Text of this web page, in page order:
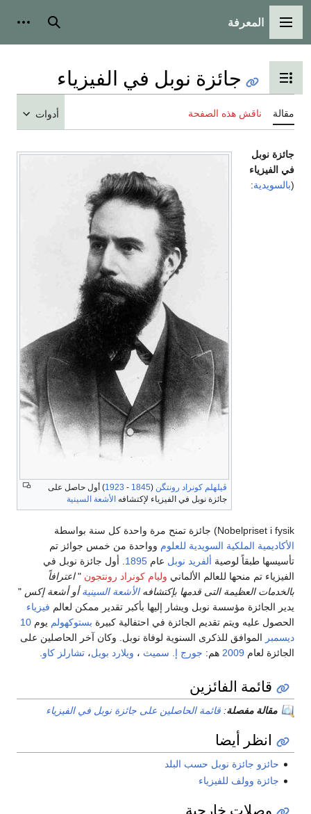
القائمة الرئيسية
المعرفة بحث
تبديل عرض جدول المحتويات
جائزة نوبل في الفيزياء
مقالة ناقش هذه الصفحة أدوات
ڤيلهلم كونراد رونتگن (
1845
-
1923) أول حاصل على
جائزة نوبل في الفيزياء لإكتشافه الأشعة السينية
جائزة نوبل
في الفيزياء
(بالسويدية:
Nobelpriset i fysik) جائزة تمنح مرة واحدة كل سنة بواسطة
الأكاديمية الملكية السويدية للعلوم وواحدة من خمس جوائز تم
تأسيسها طبقاً لوصية ألفريد نوبل عام 1895. أول جائزة نوبل في
الفيزياء تم منحها للعالم الألماني وليام كونراد رونتجون "اعترافاً
بالخدمات العظيمة التى قدمها بإكتشافهالأشعة السينية أو أشعة إكس "
يدير الجائزة مؤسسة نوبل ويشار إليها بأكبر تقدير ممكن لعالم فيزياء
الحصول عليه ويتم تقديم الجائزة في احتفالية كبيرة بستوكهولم يوم 10
ديسمبر الموافق للذكرى السنوية لوفاة نوبل. وكان آخر الحاصلين على
الجائزة لعام 2009 هم: جورج إ. سميث ، ويلارد بويل، تشارلز كاو.
قائمة الفائزين
مقالة مفصلة: قائمة الحاصلين على جائزة نوبل في الفيزياء
انظر أيضا
حائزو جائزة نوبل حسب البلد
جائزة وولف للفيزياء
وصلات خارجية